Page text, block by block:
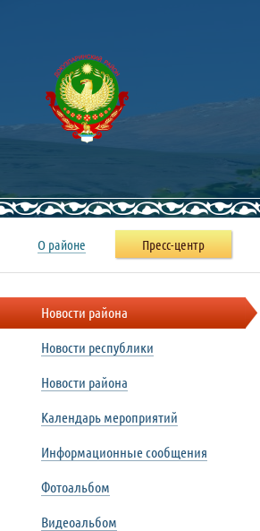
Новости района
Новости республики
Новости района
Календарь мероприятий
Информационные сообщения
Фотоальбом
Видеоальбом
О районе Пресс-центр